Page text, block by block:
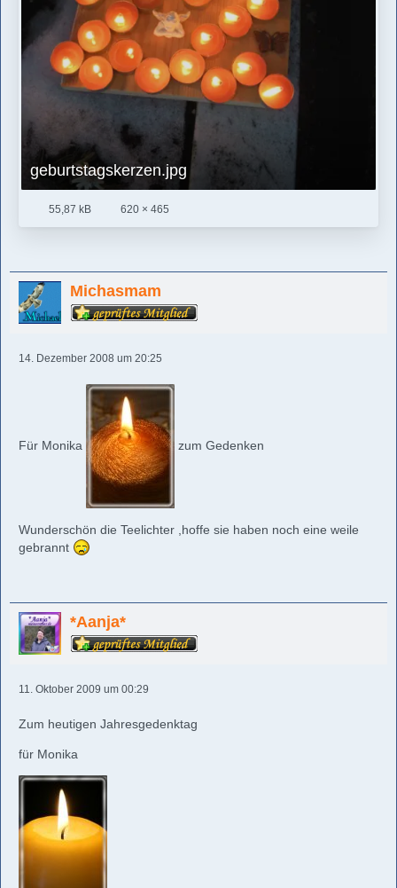
geburtstagskerzen.jpg
55,87 kB 620 × 465
Michasmam
14. Dezember 2008 um 20:25
Für Monika zum Gedenken
Wunderschön die Teelichter ,hoffe sie haben noch eine weile
gebrannt
*Aanja*
11. Oktober 2009 um 00:29
Zum heutigen Jahresgedenktag
für Monika